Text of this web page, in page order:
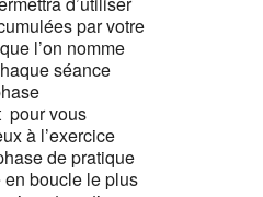
par votre
l’on nomme
séance
pour vous
à l’exercice
de pratique
boucle le plus